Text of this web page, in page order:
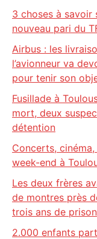
3 choses à savoir
nouveau pari du
Airbus : les
l’avionneur va
pour tenir son
Fusillade à
mort, deux
détention
Concerts,
week-end à
Les deux frères
de montres près
trois ans de prison
2.000 enfants